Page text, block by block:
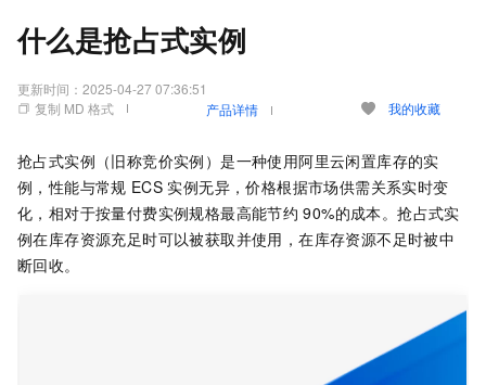
什么是抢占式实例
更新时间： 2025-04-27 07:36:51
复制 MD 格式
产品详情 我的收藏
抢占式实例（旧称竞价实例）是一种使用阿里云闲置库存的实
例，性能与常规 ECS 实例无异，价格根据市场供需关系实时变
化，相对于按量付费实例规格最高能节约 90%的成本。抢占式实
例在库存资源充足时可以被获取并使用，在库存资源不足时被中
断回收。